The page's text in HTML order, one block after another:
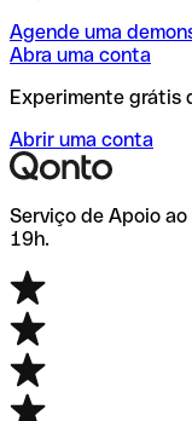
Agende uma
Abra uma conta
Experimente grátis
Abrir uma conta
Serviço de Apoio
19h.